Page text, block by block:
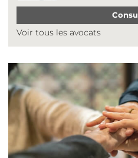
Voir tous les avocats